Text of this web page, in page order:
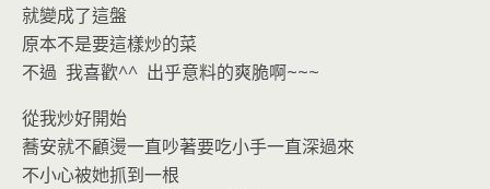
就變成了這盤
原本不是要這樣炒的菜
不過 我喜歡^^ 出乎意料的爽脆啊~~~
從我炒好開始
蕎安就不顧燙一直吵著要吃小手一直深過來
不小心被她抓到一根